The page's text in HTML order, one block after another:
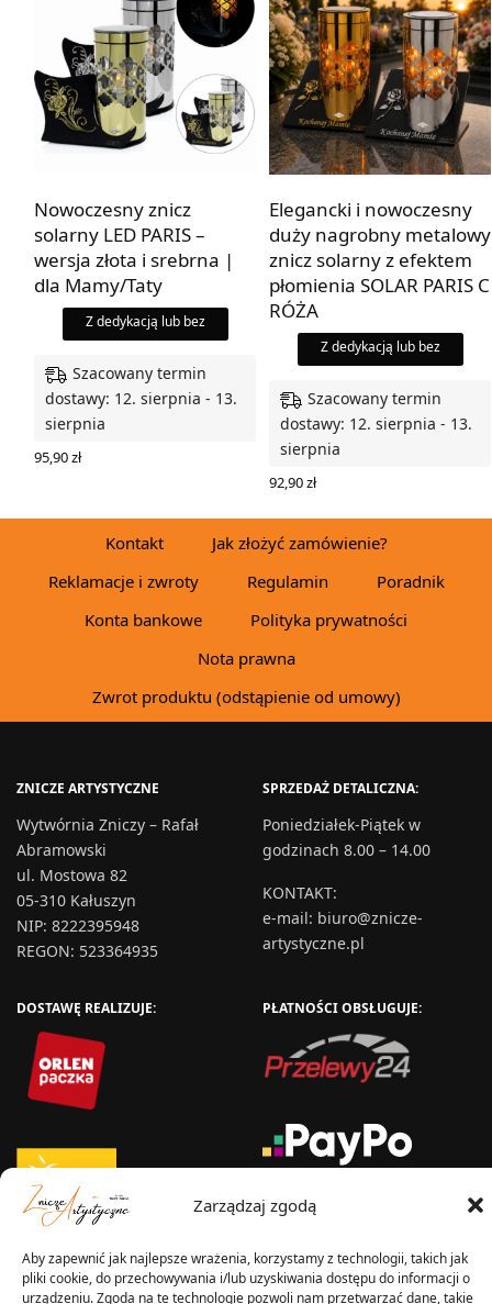
Zarządzaj zgodą
Aby zapewnić jak najlepsze wrażenia, korzystamy z technologii, takich jak
pliki cookie, do przechowywania i/lub uzyskiwania dostępu do informacji o
urządzeniu. Zgoda na te technologie pozwoli nam przetwarzać dane, takie
Nowoczesny znicz
solarny LED PARIS –
wersja złota i srebrna |
dla Mamy/Taty
Z dedykacją lub bez
Szacowany termin
dostawy: 12. sierpnia - 13.
sierpnia
95,90zł
Elegancki i nowoczesny
duży nagrobny metalowy
znicz solarny z efektem
płomienia SOLAR PARIS C
RÓŻA
Z dedykacją lub bez
Szacowany termin
dostawy: 12. sierpnia - 13.
sierpnia
92,90zł
Kontakt
Jak złożyć zamówienie?
Reklamacje i zwroty
Regulamin
Poradnik
Konta bankowe
Polityka prywatności
Nota prawna
Zwrot produktu (odstąpienie od umowy)
ZNICZE ARTYSTYCZNE
Wytwórnia Zniczy – Rafał
Abramowski
ul. Mostowa 82
05-310 Kałuszyn
NIP: 8222395948
REGON: 523364935
SPRZEDAŻ DETALICZNA:
Poniedziałek-Piątek w
godzinach 8.00 – 14.00
KONTAKT:
e-mail: biuro@znicze-
artystyczne.pl
DOSTAWĘ REALIZUJE: PŁATNOŚCI OBSŁUGUJE:
WYSYŁKA W: